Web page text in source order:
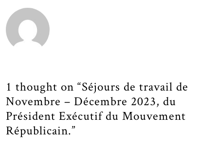
1 thought on “Séjours de travail de
Novembre – Décembre 2023, du
Président Exécutif du Mouvement
Républicain.”